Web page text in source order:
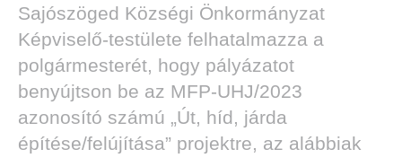
Sajószöged Községi Önkormányzat
Képviselő-testülete felhatalmazza a
polgármesterét, hogy pályázatot
benyújtson be az MFP-UHJ/2023
azonosító számú „Út, híd, járda
építése/felújítása” projektre, az alábbiak